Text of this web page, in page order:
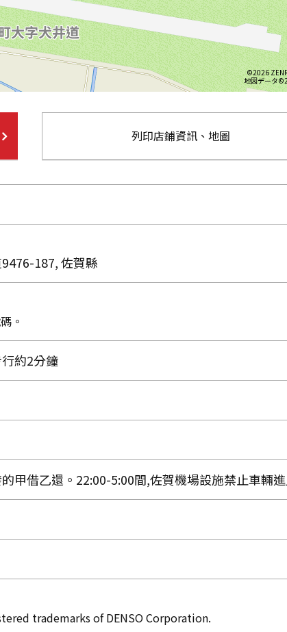
©2026
地図データ
列印店鋪資訊、地圖
187, 佐賀縣
。
約2分鐘
甲借乙還。22:00-5:00間,佐賀機場設施禁止車輛
trademarks of DENSO Corporation.